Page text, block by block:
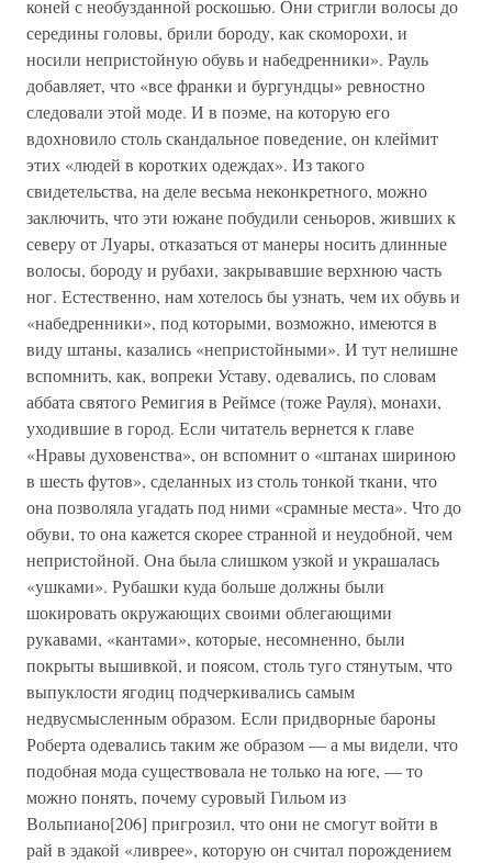
коней с необузданной роскошью. Они стригли волосы до
середины головы, брили бороду, как скоморохи, и
носили непристойную обувь и набедренники». Рауль
добавляет, что «все франки и бургундцы» ревностно
следовали этой моде. И в поэме, на которую его
вдохновило столь скандальное поведение, он клеймит
этих «людей в коротких одеждах». Из такого
свидетельства, на деле весьма неконкретного, можно
заключить, что эти южане побудили сеньоров, живших к
северу от Луары, отказаться от манеры носить длинные
волосы, бороду и рубахи, закрывавшие верхнюю часть
ног. Естественно, нам хотелось бы узнать, чем их обувь и
«набедренники», под которыми, возможно, имеются в
виду штаны, казались «непристойными». И тут нелишне
вспомнить, как, вопреки Уставу, одевались, по словам
аббата святого Ремигия в Реймсе (тоже Рауля), монахи,
уходившие в город. Если читатель вернется к главе
«Нравы духовенства», он вспомнит о «штанах шириною
в шесть футов», сделанных из столь тонкой ткани, что
она позволяла угадать под ними «срамные места». Что до
обуви, то она кажется скорее странной и неудобной, чем
непристойной. Она была слишком узкой и украшалась
«ушками». Рубашки куда больше должны были
шокировать окружающих своими облегающими
рукавами, «кантами», которые, несомненно, были
покрыты вышивкой, и поясом, столь туго стянутым, что
выпуклости ягодиц подчеркивались самым
недвусмысленным образом. Если придворные бароны
Роберта одевались таким же образом — а мы видели, что
подобная мода существовала не только на юге, — то
можно понять, почему суровый Гильом из
Вольпиано[206] пригрозил, что они не смогут войти в
рай в эдакой «ливрее», которую он считал порождением